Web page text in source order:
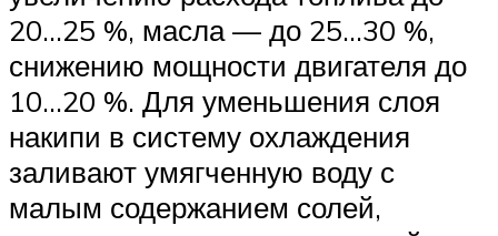
20…25 %, масла — до 25…30 %,
снижению мощности двигателя до
10…20 %. Для уменьшения слоя
накипи в систему охлаждения
заливают умягченную воду с
малым содержанием солей,